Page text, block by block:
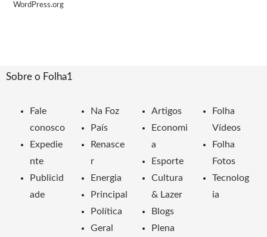
WordPress.org
Sobre o Folha1
Fale
conosco
Expedie
nte
Publicid
ade
Na Foz
País
Renasce
r
Energia
Principal
Política
Geral
Artigos
Economi
a
Esporte
Cultura
& Lazer
Blogs
Plena
Folha
Vídeos
Folha
Fotos
Tecnolog
ia